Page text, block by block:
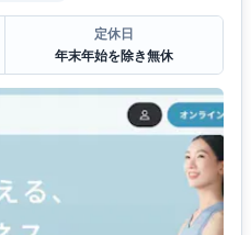
定休日
年末年始を除き無休